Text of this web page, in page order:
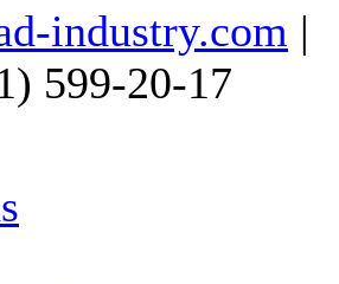
industry.com |
599-20-17